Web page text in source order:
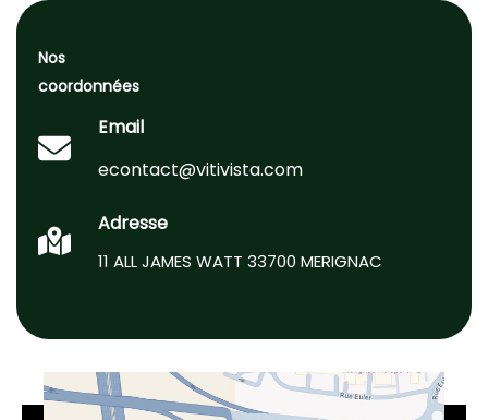
Nos
coordonnées
Email
econtact@vitivista.com
Adresse
11 ALL JAMES WATT 33700 MERIGNAC